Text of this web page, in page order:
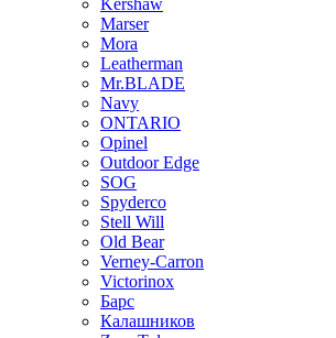
Kershaw
Marser
Mora
Leatherman
Mr.BLADE
Navy
ONTARIO
Opinel
Outdoor Edge
SOG
Spyderco
Stell Will
Old Bear
Verney-Carron
Victorinox
Барс
Калашников